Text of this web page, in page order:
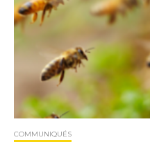
COMMUNIQUÉS